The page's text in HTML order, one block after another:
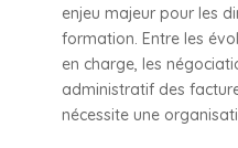
enjeu majeur pour les
formation. Entre les
en charge, les
administratif des
nécessite une